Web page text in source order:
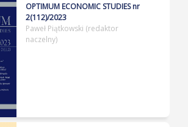
OPTIMUM ECONOMIC STUDIES nr
2(112)/2023
Paweł Piątkowski (redaktor
naczelny)